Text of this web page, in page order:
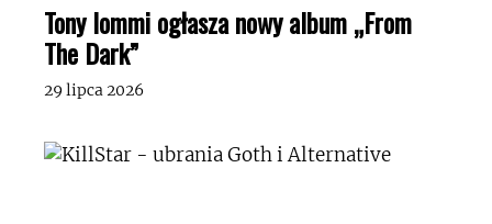
Tony Iommi ogłasza nowy album „From
The Dark”
29 lipca 2026